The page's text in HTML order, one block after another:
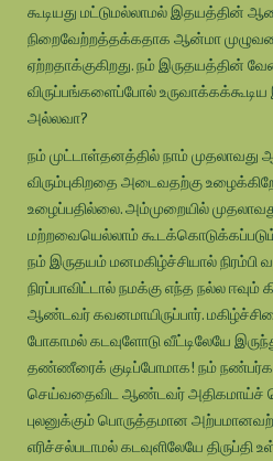
கூடியது மட்டுமல்லாமல் இதயத்தின்
நிறைவேற்றத்தக்கதாக ஆன்மா
ஏற்றதாக்குகிறது. நம் இருதயத்தின்
விருப்பங்களைப்போல்
அல்லவா?
நம் முட்டாள்தனத்தில் நாம் முதலாவது
விரும்புகிறதை அடைவதற்கு
உழைப்பதில்லை. அம்முறையில்
மற்றவையெல்லாம்
நம் இருதயம் மனமகிழ்ச்சியால்
நிரப்பாவிட்டால் நமக்கு எந்த நல்ல
ஆண்டவர் கவனமாயிருப்பார்.
போகாமல் கடவுளோடு வீட்டிலேயே
தண்ணீரைக் குடிப்போமாக! நம்
செய்வதைவிட ஆண்டவர் அதிகமாய்ச்
புலனுக்கும் பொருத்தமான
எரிச்சல்படாமல் கடவுளிலேயே